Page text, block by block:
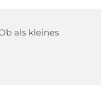
als kleines